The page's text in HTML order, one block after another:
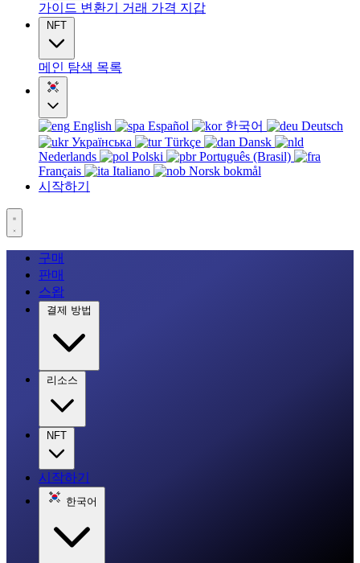
가이드 변환기 거래 가격 지갑
NFT
메인 탐색 목록
English Español 한국어
Deutsch
Українська
Türkçe
Dansk
Nederlands
Polski
Português (Brasil)
Français
Italiano
Norsk bokmål
시작하기
구매
판매
스왑
결제 방법
리소스
NFT
시작하기
한국어